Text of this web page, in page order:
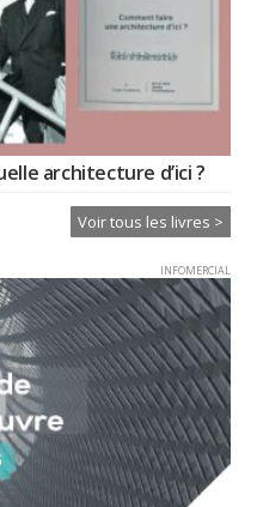
architecture d’ici ?
Voir tous les livres >
INFOMERCIAL